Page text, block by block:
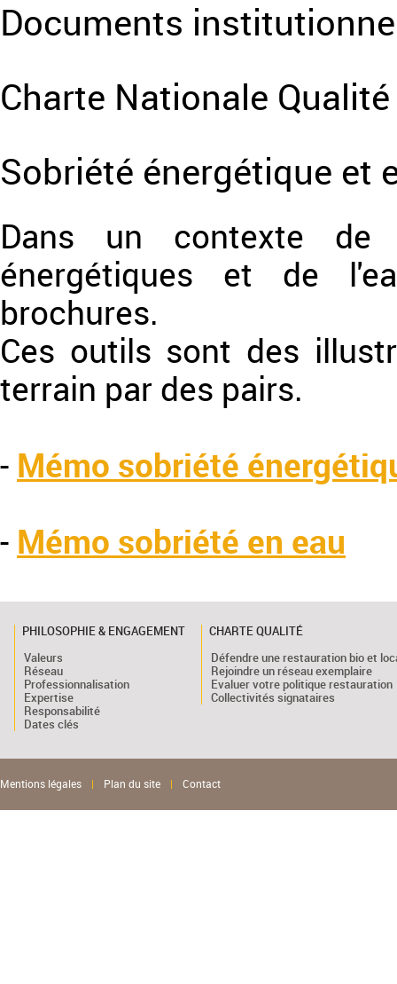
Documents
Charte Nationale Qualité
Sobriété énergétique et
Dans un contexte de
énergétiques et de
brochures.
Ces outils sont des
terrain par des pairs.
- Mémo sobriété
- Mémo sobriété en eau
PHILOSOPHIE & ENGAGEMENT
Valeurs
Réseau
Professionnalisation
Expertise
Responsabilité
Dates clés
CHARTE QUALITÉ
Défendre une restauration bio et
Rejoindre un réseau exemplaire
Evaluer votre politique restauration
Collectivités signataires
Mentions légales | Plan du site | Contact